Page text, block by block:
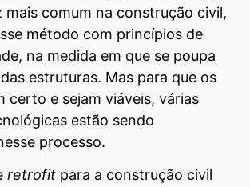
mais comum na construção civil,
método com princípios de
na medida em que se poupa
estruturas. Mas para que os
certo e sejam viáveis, várias
estão sendo
processo.
retrofit para a construção civil